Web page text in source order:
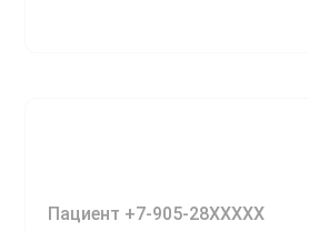
Пациент +7-905-28XXXXX